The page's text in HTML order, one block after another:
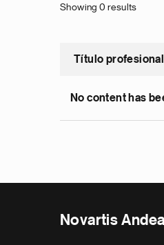
Showing 0 results
Título profesional
No content has
Novartis